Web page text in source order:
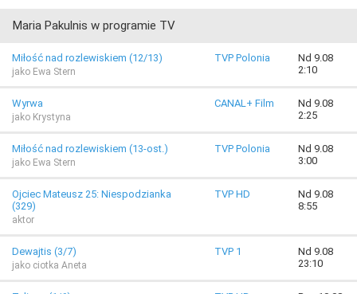
Maria Pakulnis w programie TV
Miłość nad rozlewiskiem (12/13)
jako Ewa Stern
TVP Polonia
Nd 9.08
2:10
Wyrwa
jako Krystyna
CANAL+ Film
Nd 9.08
2:25
Miłość nad rozlewiskiem (13-ost.)
jako Ewa Stern
TVP Polonia
Nd 9.08
3:00
Ojciec Mateusz 25: Niespodzianka
(329)
aktor
TVP HD
Nd 9.08
8:55
Dewajtis (3/7)
jako ciotka Aneta
TVP 1
Nd 9.08
23:10